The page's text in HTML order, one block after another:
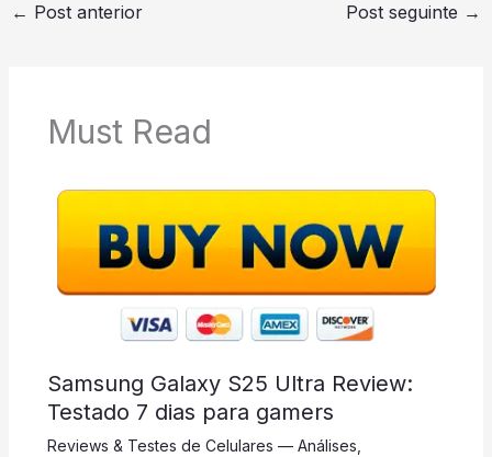
← Post anterior Post seguinte →
Must Read
Samsung Galaxy S25 Ultra Review:
Testado 7 dias para gamers
Reviews & Testes de Celulares — Análises,